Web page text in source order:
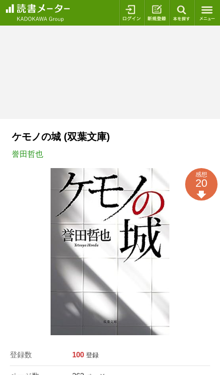
ログイン 新規登録
ケモノの城 (双葉文庫)
誉田哲也
登録数 100 登録
感想
20